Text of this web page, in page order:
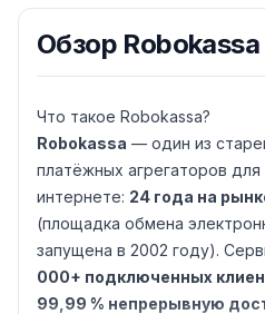
Обзор Robokassa
Что такое Robokassa?
Robokassa — один из
платёжных агрегаторов
интернете: 24 года на
(площадка обмена
запущена в 2002 году).
000+ подключенных
99,99 % непрерывную